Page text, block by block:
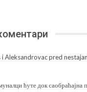
i Aleksandrovac pred
ћуте док саобраћајна